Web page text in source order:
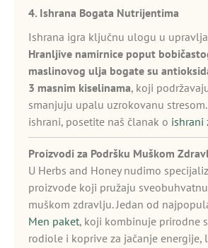
4. Ishrana Bogata Nutrijentima
Ishrana igra ključnu ulogu u
Hranljive namirnice poput
maslinovog ulja bogate su
3 masnim kiselinama, koji
smanjuju upalu uzrokovanu
ishrani, posetite naš članak o ishrani
Proizvodi za Podršku Muškom
U Herbs and Honey nudimo
proizvode koji pružaju
muškom zdravlju. Jedan od
Men paket, koji kombinuje prirodne
rodiole i koprive za jačanje energije,